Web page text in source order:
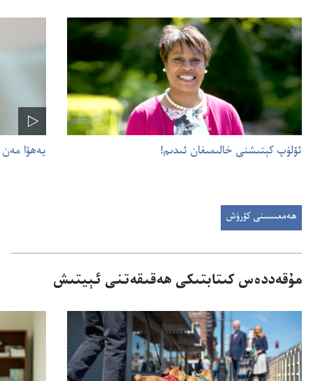
ئۆلۈپ كېتىشنى خالىمىغان ئىدىم!‏ يە‌ھۋا
ھەممىسىنى كۆرۈش
مۇ‌قە‌ددە‌س كىتابتىكى ھە‌قىقە‌تنى ئېيتىش